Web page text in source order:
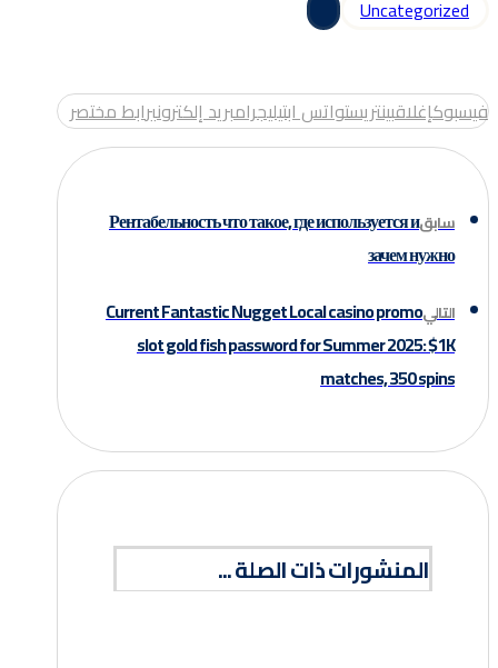
Uncategorized
فيسبوكإغلاقبينتريستواتس ابتيليجرامبريد إلكترونيرابط مختصر
سابقРентабельность что такое, где используется и
зачем нужно
التاليCurrent Fantastic Nugget Local casino promo
slot gold fish password for Summer 2025: $1K
matches, 350 spins
المنشورات ذات الصلة ...